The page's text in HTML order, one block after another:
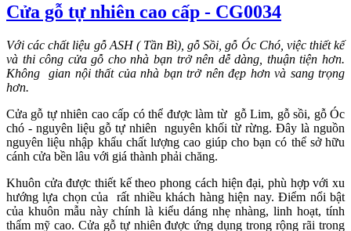
Cửa gỗ tự nhiên cao cấp - CG0034
Với các chất liệu gỗ ASH ( Tần Bì), gỗ Sồi, gỗ Óc Chó, việc thiết kế
và thi công cửa gỗ cho nhà bạn trở nên dễ dàng, thuận tiện hơn.
Không gian nội thất của nhà bạn trở nên đẹp hơn và sang trọng
hơn.
Cửa gỗ tự nhiên cao cấp có thể được làm từ gỗ Lim, gỗ sồi, gỗ Óc
chó - nguyên liệu gỗ tự nhiên nguyên khối từ rừng. Đây là nguồn
nguyên liệu nhập khẩu chất lượng cao giúp cho bạn có thể sở hữu
cánh cửa bền lâu với giá thành phải chăng.
Khuôn cửa được thiết kế theo phong cách hiện đại, phù hợp với xu
hướng lựa chọn của rất nhiều khách hàng hiện nay. Điểm nổi bật
của khuôn mẫu này chính là kiểu dáng nhẹ nhàng, linh hoạt, tính
thẩm mỹ cao. Cửa gỗ tự nhiên được ứng dụng trong rộng rãi trong